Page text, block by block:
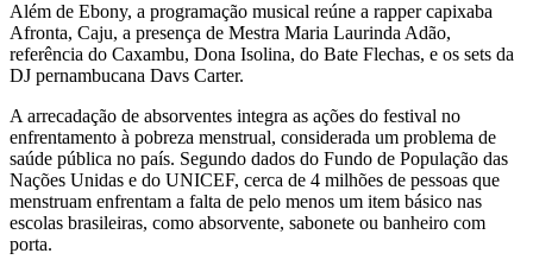
Além de Ebony, a programação musical reúne a rapper capixaba
Afronta, Caju, a presença de Mestra Maria Laurinda Adão,
referência do Caxambu, Dona Isolina, do Bate Flechas, e os sets da
DJ pernambucana Davs Carter.
A arrecadação de absorventes integra as ações do festival no
enfrentamento à pobreza menstrual, considerada um problema de
saúde pública no país. Segundo dados do Fundo de População das
Nações Unidas e do UNICEF, cerca de 4 milhões de pessoas que
menstruam enfrentam a falta de pelo menos um item básico nas
escolas brasileiras, como absorvente, sabonete ou banheiro com
porta.